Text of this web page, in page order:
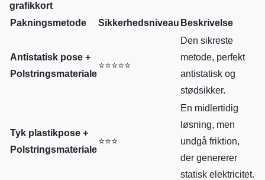
grafikkort
Pakningsmetode
Sikkerhedsniveau Beskrivelse
Antistatisk pose +
Polstringsmateriale
⭐⭐⭐⭐⭐
Den sikreste
metode, perfekt
antistatisk og
stødsikker.
Tyk plastikpose +
Polstringsmateriale
⭐⭐⭐
En midlertidig
løsning, men
undgå friktion,
der genererer
statisk elektricitet.